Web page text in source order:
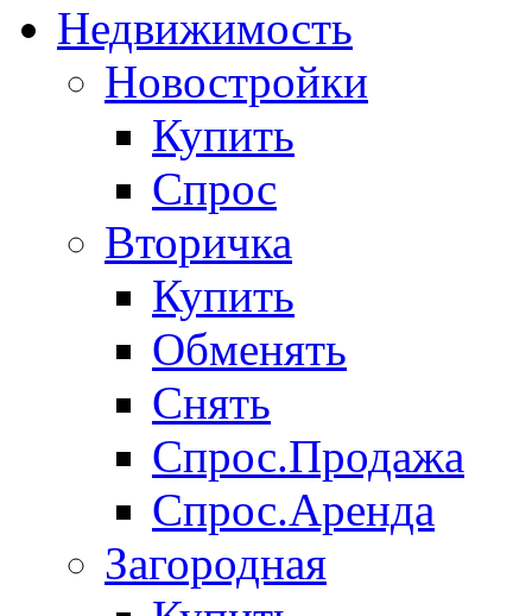
Недвижимость
Новостройки
Купить
Спрос
Вторичка
Купить
Обменять
Снять
Спрос.Продажа
Спрос.Аренда
Загородная